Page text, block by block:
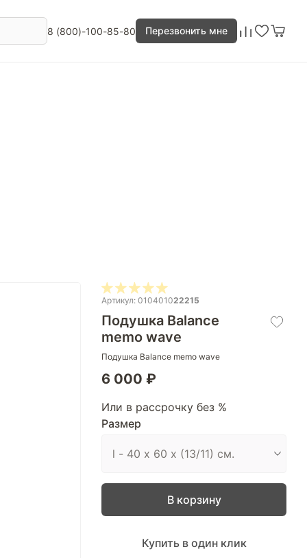
8 (800)-100-85-80 Перезвонить мне
Артикул: 010401022215
Подушка Balance
memo wave
Подушка Balance memo wave
6 000 ₽
Или в рассрочку без %
Размер
В корзину
Купить в один клик